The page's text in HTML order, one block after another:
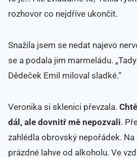
rozhovor co nejdříve ukončit.
Snažila jsem se nedat najevo
se a podala jim marmeládu.
Dědeček Emil miloval sladké.“
Veronika si sklenici převzala.
dál, ale dovnitř mě nepozvali.
zahlédla obrovský nepořádek.
prázdné lahve od alkoholu. Ve